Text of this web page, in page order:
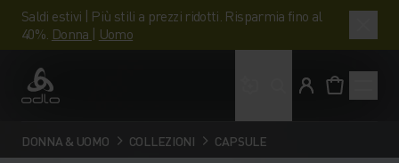
Saldi estivi | Più stili a prezzi ridotti. Risparmia fino al
40%. Donna | Uomo
Odlo
DONNA & UOMO COLLEZIONI CAPSULE